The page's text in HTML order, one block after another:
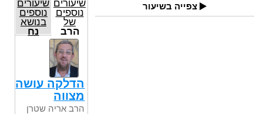
צפייה בשיעור
שיעורים
נוספים
של
הרב
אריה
שטרן
שיעורים
נוספים
בנושא
נח
הדלקה עושה
מצווה
הרב אריה שטרן